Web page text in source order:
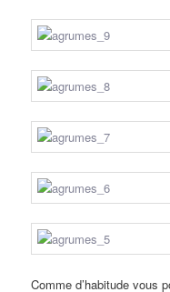
Comme d’habitude vous